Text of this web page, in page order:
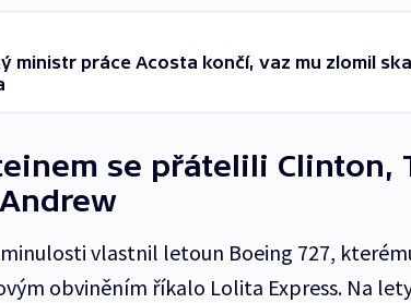
ministr práce Acosta končí, vaz mu zlomil
se přátelili Clinton,
vlastnil letoun Boeing 727,
obviněním říkalo Lolita Express. Na